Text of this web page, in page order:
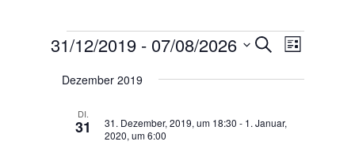
Veranstaltungen
und
Navigation
Suche
Liste
31/12/2019 - 07/08/2026
wählen.
Dezember 2019
DI.
31 31. Dezember, 2019, um 18:30 - 1. Januar,
2020, um 6:00